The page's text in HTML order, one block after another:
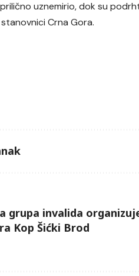
uznemirio, dok su
Crna Gora.
grupa invalida
Kop Šićki Brod